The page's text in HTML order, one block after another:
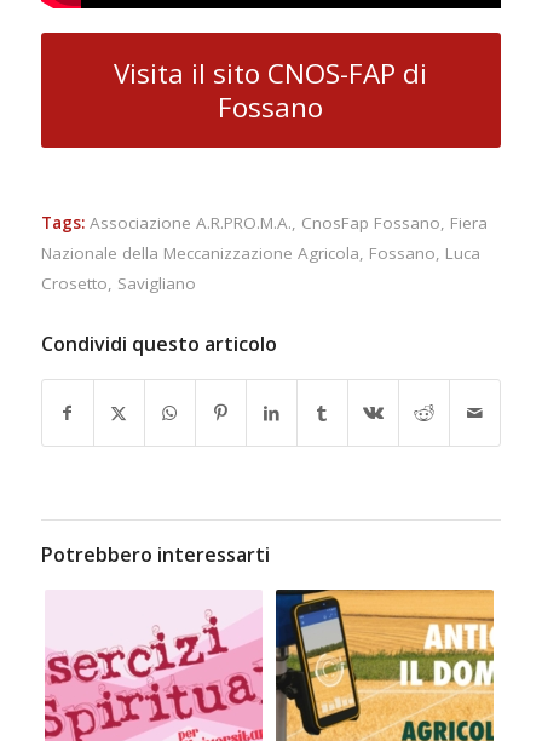
Visita il sito CNOS-FAP di
Fossano
Tags: Associazione A.R.PRO.M.A., CnosFap Fossano, Fiera
Nazionale della Meccanizzazione Agricola, Fossano, Luca
Crosetto, Savigliano
Condividi questo articolo
Potrebbero interessarti